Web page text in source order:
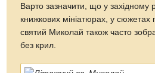
Варто зазначити, що у західному
книжкових мініатюрах, у сюжетах
святий Миколай також часто
без крил.